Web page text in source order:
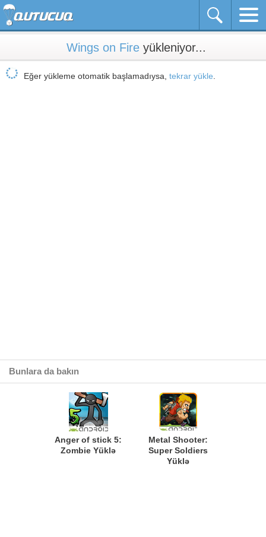
Wings on Fireyükleniyor...
Eğer yükleme otomatik başlamadıysa, tekrar yükle
Bunlara da bakın
Anger of stick 5:
Zombie Yüklə
Metal Shooter:
Super Soldiers
Yüklə